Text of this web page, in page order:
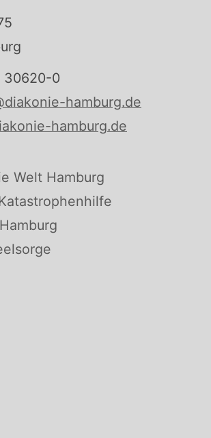
30620-0
hamburg.de
hamburg.de
Welt Hamburg